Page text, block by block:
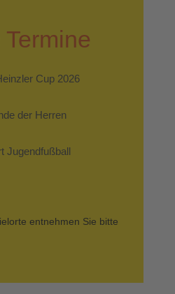
Cup 2026
der Herren
Jugendfußball
entnehmen Sie bitte